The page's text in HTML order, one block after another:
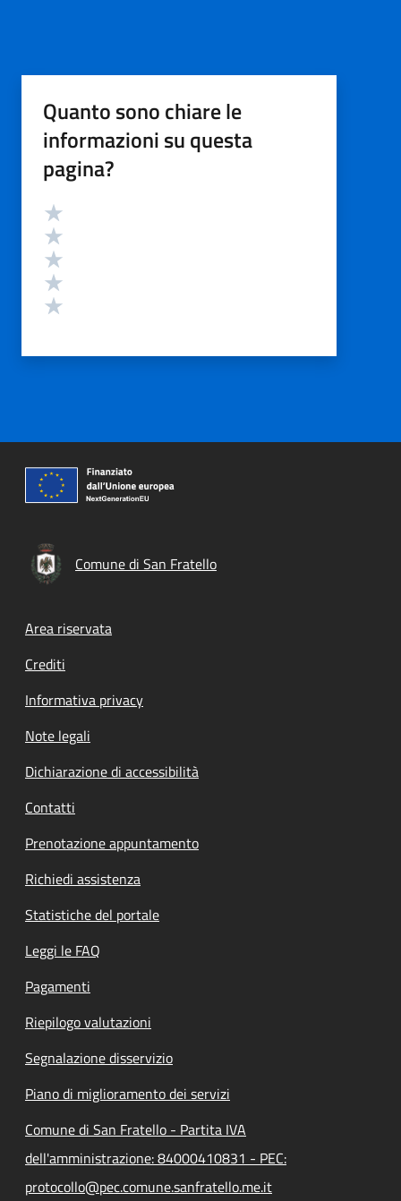
Quanto sono chiare le
informazioni su questa
pagina?
Valutazione
Comune di San Fratello
Footer menu
Area riservata
Crediti
Informativa privacy
Note legali
Dichiarazione di accessibilità
Contatti
Prenotazione appuntamento
Richiedi assistenza
Statistiche del portale
Leggi le FAQ
Pagamenti
Riepilogo valutazioni
Segnalazione disservizio
Piano di miglioramento dei servizi
Comune di San Fratello - Partita IVA
dell'amministrazione: 84000410831 - PEC:
protocollo@pec.comune.sanfratello.me.it